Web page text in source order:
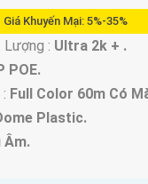
Giá Khuyến Mại: 5%-35%
: Ultra 2k + .
POE.
Full Color 60m Có
Plastic.
Âm.